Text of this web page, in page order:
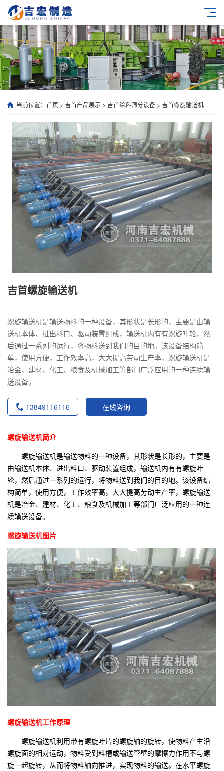
当前位置： 首页 > 吉首产品展示 > 吉首给料筛分设备 > 吉首螺旋输送机
吉首螺旋输送机
螺旋输送机是输送物料的一种设备，其形状是长形的，主要是由输
送机本体、进出料口、驱动装置组成，输送机内有有螺旋叶轮，然
后通过一系列的运行，将物料送到我们的目的地。该设备结构简
单，使用方便，工作效率高，大大提高劳动生产率，螺旋输送机是
冶金、建材、化工、粮食及机械加工等部门广泛应用的一种连续输
送设备。
13849116116 在线咨询
螺旋输送机简介
螺旋输送机是输送物料的一种设备，其形状是长形的，主要是
由输送机本体、进出料口、驱动装置组成，输送机内有有螺旋叶
轮，然后通过一系列的运行，将物料送到我们的目的地。该设备结
构简单，使用方便，工作效率高，大大提高劳动生产率，螺旋输送
机是冶金、建材、化工、粮食及机械加工等部门广泛应用的一种连
续输送设备。
螺旋输送机图片
螺旋输送机工作原理
螺旋输送机利用带有螺旋叶片的螺旋轴的旋转，使物料产生沿
螺旋面的相对运动，物料受到料槽或输送管壁的摩擦力作用不与螺
旋一起旋转，从而将物料轴向推进，实现物料的输送。在水平螺旋